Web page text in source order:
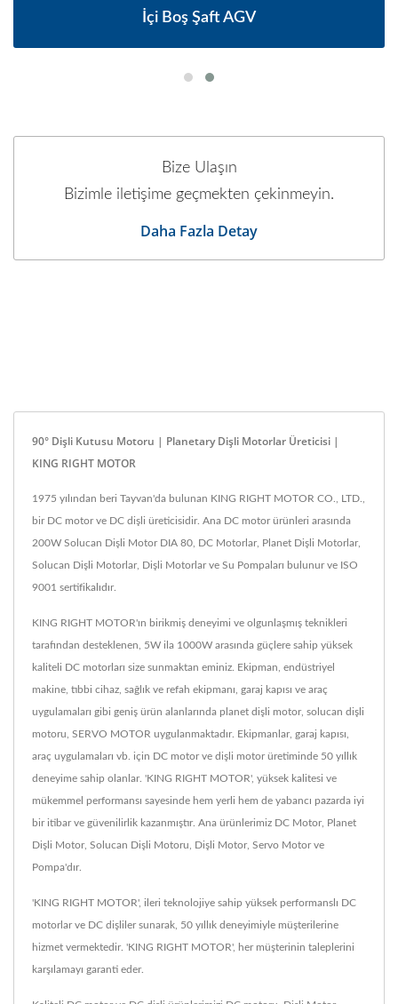
İçi Boş Şaft AGV
Bize Ulaşın
Bizimle iletişime geçmekten çekinmeyin.
Daha Fazla Detay
90° Dişli Kutusu Motoru | Planetary Dişli Motorlar Üreticisi |
KING RIGHT MOTOR
1975 yılından beri Tayvan'da bulunan KING RIGHT MOTOR CO., LTD.,
bir DC motor ve DC dişli üreticisidir. Ana DC motor ürünleri arasında
200W Solucan Dişli Motor DIA 80, DC Motorlar, Planet Dişli Motorlar,
Solucan Dişli Motorlar, Dişli Motorlar ve Su Pompaları bulunur ve ISO
9001 sertifikalıdır.
KING RIGHT MOTOR'ın birikmiş deneyimi ve olgunlaşmış teknikleri
tarafından desteklenen, 5W ila 1000W arasında güçlere sahip yüksek
kaliteli DC motorları size sunmaktan eminiz. Ekipman, endüstriyel
makine, tıbbi cihaz, sağlık ve refah ekipmanı, garaj kapısı ve araç
uygulamaları gibi geniş ürün alanlarında planet dişli motor, solucan dişli
motoru, SERVO MOTOR uygulanmaktadır. Ekipmanlar, garaj kapısı,
araç uygulamaları vb. için DC motor ve dişli motor üretiminde 50 yıllık
deneyime sahip olanlar. 'KING RIGHT MOTOR', yüksek kalitesi ve
mükemmel performansı sayesinde hem yerli hem de yabancı pazarda iyi
bir itibar ve güvenilirlik kazanmıştır. Ana ürünlerimiz DC Motor, Planet
Dişli Motor, Solucan Dişli Motoru, Dişli Motor, Servo Motor ve
Pompa'dır.
'KING RIGHT MOTOR', ileri teknolojiye sahip yüksek performanslı DC
motorlar ve DC dişliler sunarak, 50 yıllık deneyimiyle müşterilerine
hizmet vermektedir. 'KING RIGHT MOTOR', her müşterinin taleplerini
karşılamayı garanti eder.